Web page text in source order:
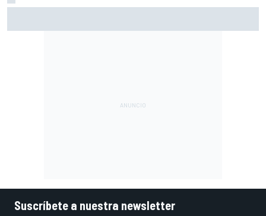
Suscríbete a nuestra newsletter